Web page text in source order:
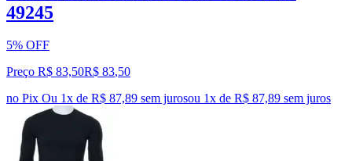
49245
5% OFF
Preço R$ 83,50R$ 83,50
no Pix Ou 1x de R$ 87,89 sem jurosou 1x de R$ 87,89 sem juros